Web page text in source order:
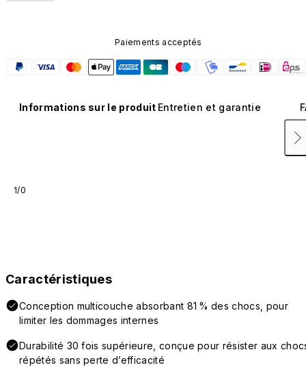
Paiements acceptés
Informations sur le produit Entretien et garantie
1/0
Caractéristiques
Conception multicouche absorbant 81 % des chocs, pour
limiter les dommages internes
Durabilité 30 fois supérieure, conçue pour résister aux
répétés sans perte d’efficacité